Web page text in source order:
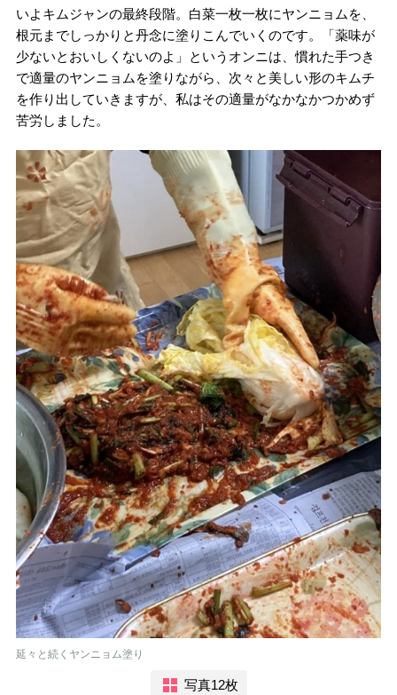
いよキムジャンの最終段階。白菜一枚一枚にヤンニョムを、
根元までしっかりと丹念に塗りこんでいくのです。「薬味が
少ないとおいしくないのよ」というオンニは、慣れた手つき
で適量のヤンニョムを塗りながら、次々と美しい形のキムチ
を作り出していきますが、私はその適量がなかなかつかめず
苦労しました。
延々と続くヤンニョム塗り
写真12枚